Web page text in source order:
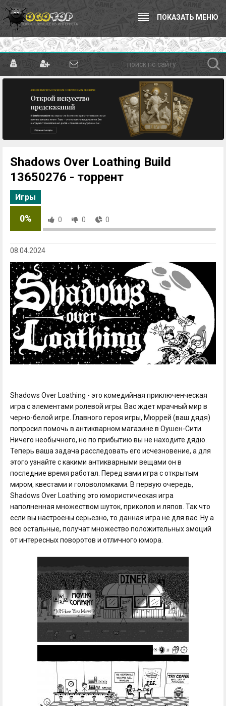
ПОКАЗАТЬ МЕНЮ
Shadows Over Loathing Build
13650276 - торрент
Игры
0% 0 0 0
08.04.2024
Shadows Over Loathing - это комедийная приключенческая
игра с элементами ролевой игры. Вас ждет мрачный мир в
черно-белой игре. Главного героя игры, Мюррей (ваш дядя)
попросил помочь в антикварном магазине в Оушен-Сити.
Ничего необычного, но по прибытию вы не находите дядю.
Теперь ваша задача расследовать его исчезновение, а для
этого узнайте с какими антикварными вещами он в
последние время работал. Перед вами игра с открытым
миром, квестами и головоломками. В первую очередь,
Shadows Over Loathing это юмористическая игра
наполненная множеством шуток, приколов и ляпов. Так что
если вы настроены серьезно, то данная игра не для вас. Ну а
все остальные, получат множество положительных эмоций
от интересных поворотов и отличного юмора.